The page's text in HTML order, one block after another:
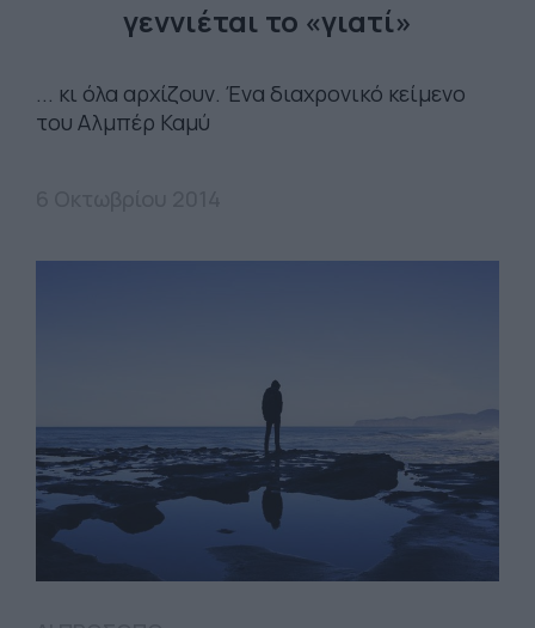
γεννιέται το «γιατί»
... κι όλα αρχίζουν. Ένα διαχρονικό κείμενο
του Αλμπέρ Καμύ